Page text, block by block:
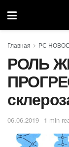
Главная РС
РОЛЬ
06.06.2019 1 min